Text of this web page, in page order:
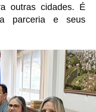
outras cidades. É
parceria e seus